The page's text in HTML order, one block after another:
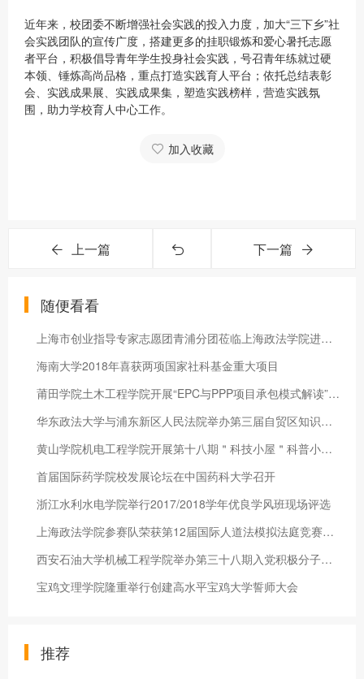
近年来，校团委不断增强社会实践的投入力度，加大“三下乡”社
会实践团队的宣传广度，搭建更多的挂职锻炼和爱心暑托志愿
者平台，积极倡导青年学生投身社会实践，号召青年练就过硬
本领、锤炼高尚品格，重点打造实践育人平台；依托总结表彰
会、实践成果展、实践成果集，塑造实践榜样，营造实践氛
围，助力学校育人中心工作。
加入收藏
上一篇 下一篇
随便看看
上海市创业指导专家志愿团青浦分团莅临上海政法学院进行创业指导
海南大学2018年喜获两项国家社科基金重大项目
莆田学院土木工程学院开展“EPC与PPP项目承包模式解读”主题讲座
华东政法大学与浦东新区人民法院举办第三届自贸区知识产权司法保
黄山学院机电工程学院开展第十八期＂科技小屋＂科普小课堂志愿服
首届国际药学院校发展论坛在中国药科大学召开
浙江水利水电学院举行2017/2018学年优良学风班现场评选
上海政法学院参赛队荣获第12届国际人道法模拟法庭竞赛大陆赛区二
西安石油大学机械工程学院举办第三十八期入党积极分子培训班
宝鸡文理学院隆重举行创建高水平宝鸡大学誓师大会
推荐